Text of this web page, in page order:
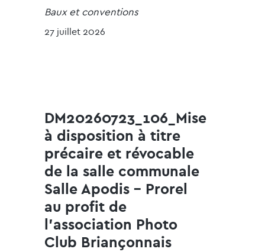
Baux et conventions
27 juillet 2026
DM20260723_106_Mise
à disposition à titre
précaire et révocable
de la salle communale
Salle Apodis - Prorel
au profit de
l'association Photo
Club Briançonnais